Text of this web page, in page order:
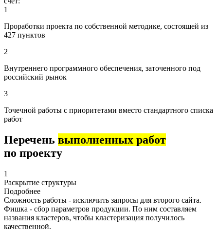
1
Проработки проекта по собственной методике, состоящей из
427 пунктов
2
Внутреннего программного обеспечения, заточенного под
российский рынок
3
Точечной работы с приоритетами вместо стандартного списка
работ
Перечень выполненных работ
по проекту
1
Раскрытие структуры
Подробнее
Сложность работы - исключить запросы для второго сайта.
Фишка - сбор параметров продукции. По ним составляем
названия кластеров, чтобы кластеризация получилось
качественной.